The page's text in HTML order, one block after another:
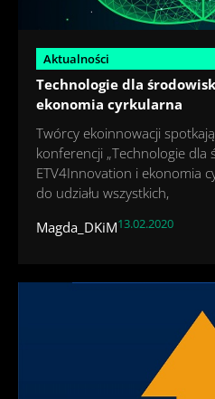
Aktualności
Technologie dla
ekonomia cyrkularna
Twórcy ekoinnowacji
konferencji „Technologie dla
ETV4Innovation i ekonomia
do udziału wszystkich,
Magda_DKiM13.02.2020